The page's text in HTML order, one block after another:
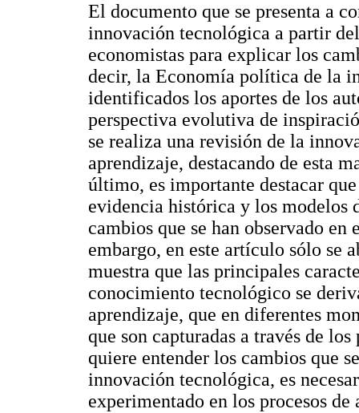
El documento que se presenta a
innovación tecnológica a partir
economistas para explicar los
decir, la Economía política de la
identificados los aportes de los
perspectiva evolutiva de
se realiza una revisión de la
aprendizaje, destacando de esta
último, es importante destacar
evidencia histórica y los modelos
cambios que se han observado
embargo, en este artículo sólo se
muestra que las principales
conocimiento tecnológico se
aprendizaje, que en diferentes
que son capturadas a través de
quiere entender los cambios que
innovación tecnológica, es
experimentado en los procesos de